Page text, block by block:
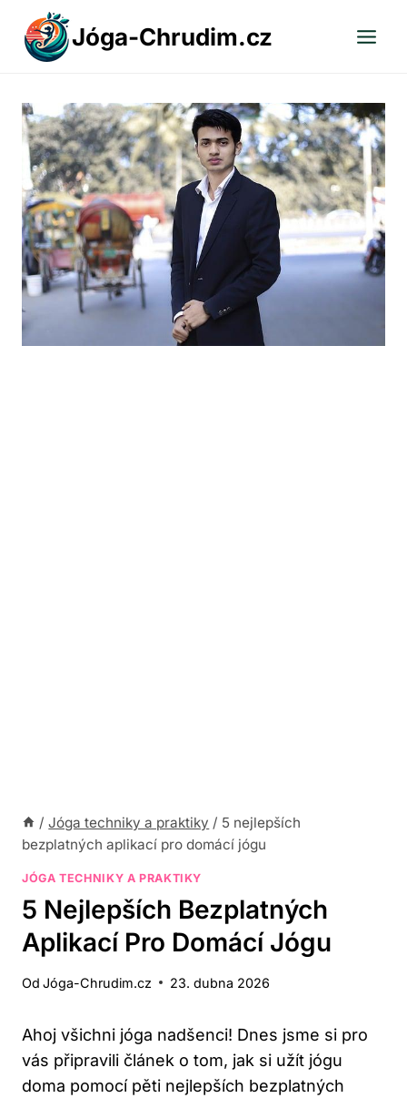
Přeskočit
obsah
Jóga-Chrudim.cz
/ Jóga techniky a praktiky / 5 nejlepších
bezplatných aplikací pro domácí jógu
JÓGA TECHNIKY A PRAKTIKY
5 Nejlepších Bezplatných
Aplikací Pro Domácí Jógu
Od Jóga-Chrudim.cz 23. dubna 2026
Ahoj všichni jóga nadšenci! Dnes jsme si pro
vás připravili článek o tom, jak si užít jógu
doma pomocí pěti nejlepších bezplatných